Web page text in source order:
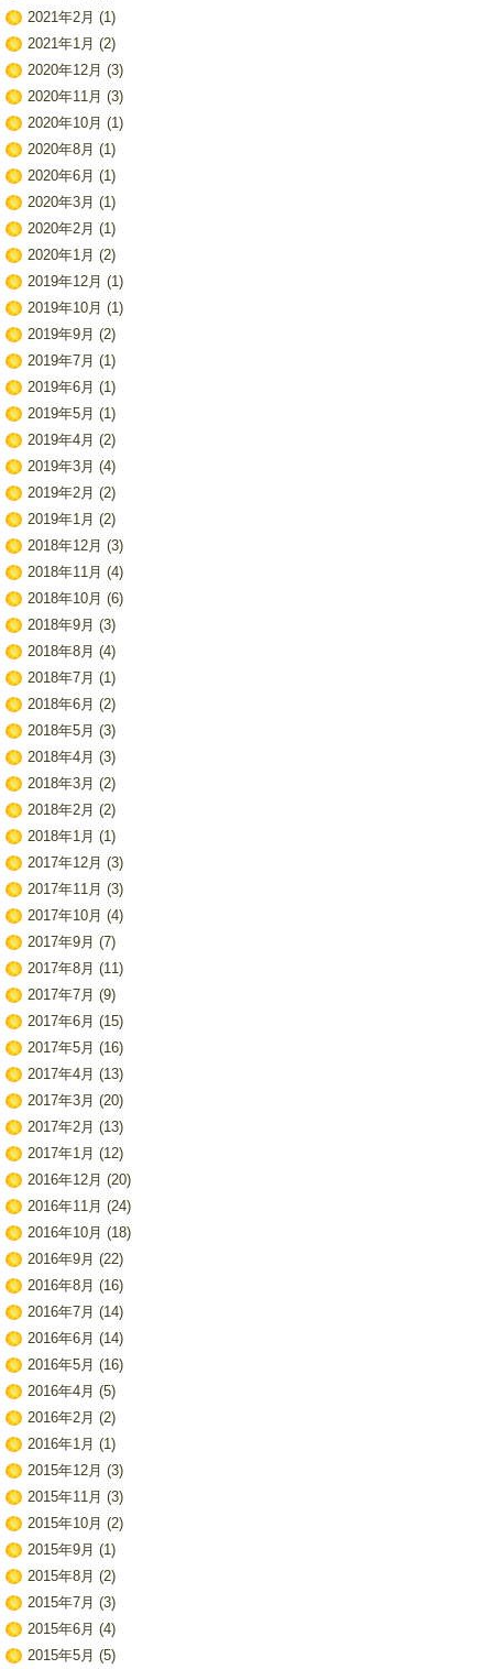
2021年2月 (1)
2021年1月 (2)
2020年12月 (3)
2020年11月 (3)
2020年10月 (1)
2020年8月 (1)
2020年6月 (1)
2020年3月 (1)
2020年2月 (1)
2020年1月 (2)
2019年12月 (1)
2019年10月 (1)
2019年9月 (2)
2019年7月 (1)
2019年6月 (1)
2019年5月 (1)
2019年4月 (2)
2019年3月 (4)
2019年2月 (2)
2019年1月 (2)
2018年12月 (3)
2018年11月 (4)
2018年10月 (6)
2018年9月 (3)
2018年8月 (4)
2018年7月 (1)
2018年6月 (2)
2018年5月 (3)
2018年4月 (3)
2018年3月 (2)
2018年2月 (2)
2018年1月 (1)
2017年12月 (3)
2017年11月 (3)
2017年10月 (4)
2017年9月 (7)
2017年8月 (11)
2017年7月 (9)
2017年6月 (15)
2017年5月 (16)
2017年4月 (13)
2017年3月 (20)
2017年2月 (13)
2017年1月 (12)
2016年12月 (20)
2016年11月 (24)
2016年10月 (18)
2016年9月 (22)
2016年8月 (16)
2016年7月 (14)
2016年6月 (14)
2016年5月 (16)
2016年4月 (5)
2016年2月 (2)
2016年1月 (1)
2015年12月 (3)
2015年11月 (3)
2015年10月 (2)
2015年9月 (1)
2015年8月 (2)
2015年7月 (3)
2015年6月 (4)
2015年5月 (5)